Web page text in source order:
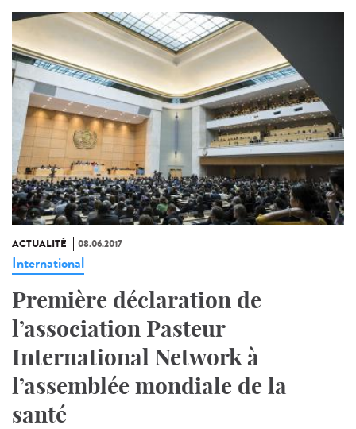
ACTUALITÉ 08.06.2017
International
Première déclaration de
l’association Pasteur
International Network à
l’assemblée mondiale de la
santé